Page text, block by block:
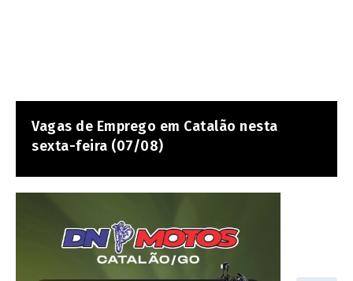
Vagas de Emprego em Catalão nesta
sexta-feira (07/08)